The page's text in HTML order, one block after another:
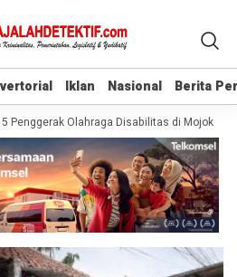
Iklan Nasional Berita
Iklan Nasional Berita
Olahraga Disabilitas di Mojokerto